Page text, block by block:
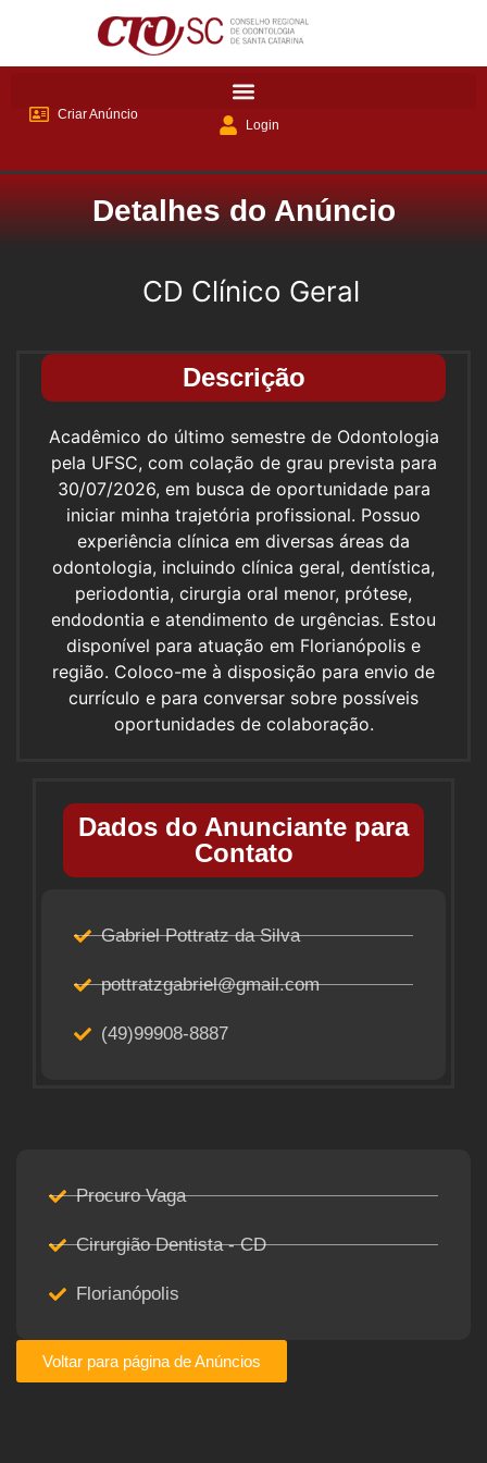
Criar Anúncio
Login
Detalhes do Anúncio
CD Clínico Geral
Descrição
Acadêmico do último semestre de Odontologia
pela UFSC, com colação de grau prevista para
30/07/2026, em busca de oportunidade para
iniciar minha trajetória profissional. Possuo
experiência clínica em diversas áreas da
odontologia, incluindo clínica geral, dentística,
periodontia, cirurgia oral menor, prótese,
endodontia e atendimento de urgências. Estou
disponível para atuação em Florianópolis e
região. Coloco-me à disposição para envio de
currículo e para conversar sobre possíveis
oportunidades de colaboração.
Dados do Anunciante para
Contato
Gabriel Pottratz da Silva
pottratzgabriel@gmail.com
(49)99908-8887
Procuro Vaga
Cirurgião Dentista - CD
Florianópolis
Voltar para página de Anúncios